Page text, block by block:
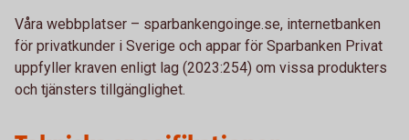
Våra webbplatser – sparbankengoinge.se, internetbanken
för privatkunder i Sverige och appar för Sparbanken Privat
uppfyller kraven enligt lag (2023:254) om vissa produkters
och tjänsters tillgänglighet.